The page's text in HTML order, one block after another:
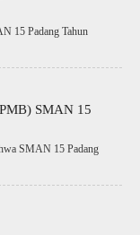
15 Padang Tahun
SMAN 15
SMAN 15 Padang